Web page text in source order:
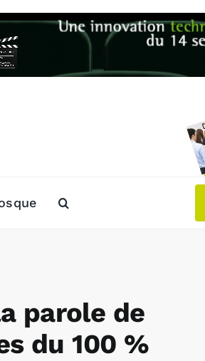
parole de
du 100 %